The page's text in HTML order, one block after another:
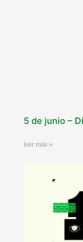
5 de junio –
leer más »